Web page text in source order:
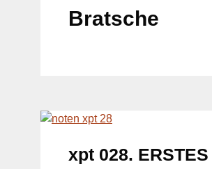
Bratsche
xpt 028. ERSTES